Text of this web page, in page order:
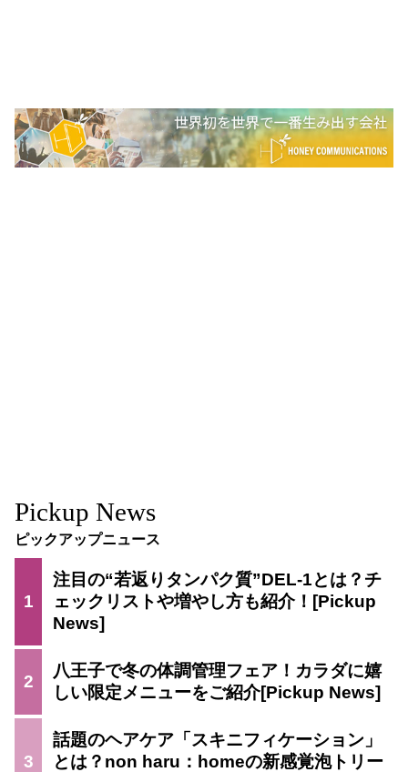
Pickup News
ピックアップニュース
1
注目の“若返りタンパク質”DEL-1とは？チ
ェックリストや増やし方も紹介！
2
八王子で冬の体調管理フェア！カラダに嬉
しい限定メニューをご紹介
3
話題のヘアケア「スキニフィケーション」
とは？non haru：homeの新感覚泡トリー